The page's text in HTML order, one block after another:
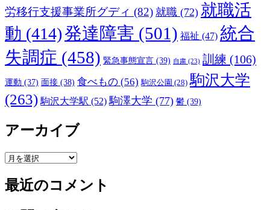
労移行支援事業所グディ (82) 就職 (72) 就職活
動 (414)発達障害 (501) 福祉 (47) 統合
失調症 (458) 緊急事態宣言 (39) 自粛 (23) 訓練 (106)
運動 (37) 面接 (38) 食べもの (56) 駒沢公園 (28) 駒沢大学
(263) 駒沢大学駅 (52) 駒澤大学 (77) 鬱 (39)
アーカイブ
ア
カ
イ
ブ
最近のコメント